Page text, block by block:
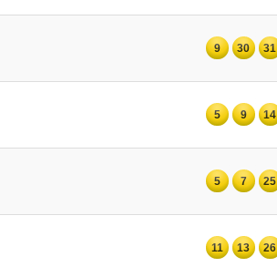
9 30 31
5 9 14
5 7 25
11 13 26